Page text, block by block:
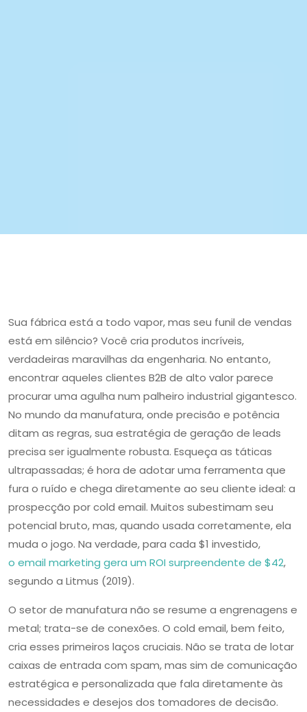
Sua fábrica está a todo vapor, mas seu funil de vendas
está em silêncio? Você cria produtos incríveis,
verdadeiras maravilhas da engenharia. No entanto,
encontrar aqueles clientes B2B de alto valor parece
procurar uma agulha num palheiro industrial gigantesco.
No mundo da manufatura, onde precisão e potência
ditam as regras, sua estratégia de geração de leads
precisa ser igualmente robusta. Esqueça as táticas
ultrapassadas; é hora de adotar uma ferramenta que
fura o ruído e chega diretamente ao seu cliente ideal: a
prospecção por cold email. Muitos subestimam seu
potencial bruto, mas, quando usada corretamente, ela
muda o jogo. Na verdade, para cada $1 investido,
o email marketing gera um ROI surpreendente de $42,
segundo a Litmus (2019).
O setor de manufatura não se resume a engrenagens e
metal; trata-se de conexões. O cold email, bem feito,
cria esses primeiros laços cruciais. Não se trata de lotar
caixas de entrada com spam, mas sim de comunicação
estratégica e personalizada que fala diretamente às
necessidades e desejos dos tomadores de decisão.